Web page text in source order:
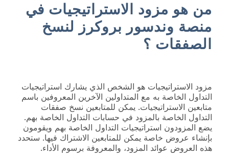
من هو مزود الاستراتيجيات في
منصة وندسور بروكرز لنسخ
الصفقات ؟
مزود الاستراتيجيات هو الشخص الذي يشارك استراتيجيات
التداول الخاصة به مع المتداولين الآخرين المعروفين باسم
متابعين الاستراتيجيات. يمكن للمتابعين نسخ صفقات
التداول الخاصة بالمزود في حسابات التداول الخاصة بهم.
يضع المزودون استراتيجيات التداول الخاصة بهم ويقومون
بإنشاء عروض خاصة يمكن للمتابعين الاشتراك فيها. ستحدد
هذه العروض عوائد المزود، والمعروفة برسوم الأداء.